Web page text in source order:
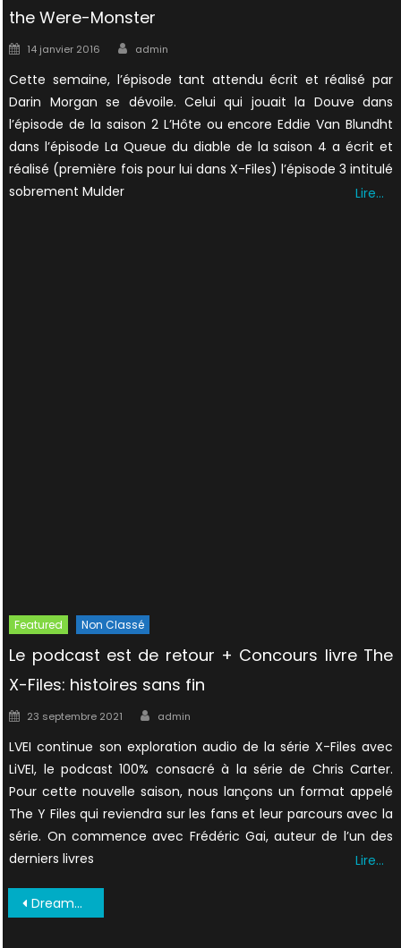
the Were-Monster
Posted
14 janvier 2016 Author
admin
Cette semaine, l’épisode tant attendu écrit et réalisé par
Darin Morgan se dévoile. Celui qui jouait la Douve dans
l’épisode de la saison 2 L’Hôte ou encore Eddie Van Blundht
dans l’épisode La Queue du diable de la saison 4 a écrit et
réalisé (première fois pour lui dans X-Files) l’épisode 3 intitulé
sobrement Mulder
Lire…
Featured Non Classé
Le podcast est de retour + Concours livre The
X-Files: histoires sans fin
Posted
23 septembre 2021 Author
admin
LVEI continue son exploration audio de la série X-Files avec
LiVEI, le podcast 100% consacré à la série de Chris Carter.
Pour cette nouvelle saison, nous lançons un format appelé
The Y Files qui reviendra sur les fans et leur parcours avec la
série. On commence avec Frédéric Gai, auteur de l’un des
derniers livres
Lire…
Navigation
DreamWatch Issue 25 0027